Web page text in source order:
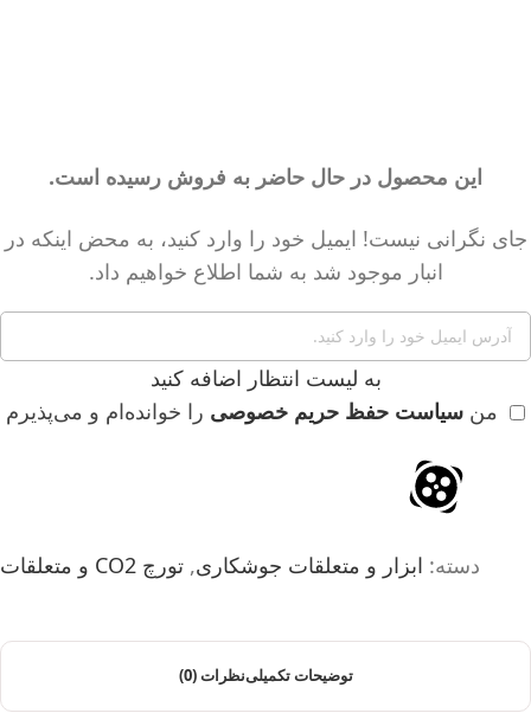
این محصول در حال حاضر به فروش رسیده است.
جای نگرانی نیست! ایمیل خود را وارد کنید، به محض اینکه در
انبار موجود شد به شما اطلاع خواهیم داد.
به لیست انتظار اضافه کنید
من سیاست حفظ حریم خصوصی را خوانده‌ام و می‌پذیرم
دسته: ابزار و متعلقات جوشکاری, تورچ CO2 و متعلقات
توضیحات تکمیلینظرات (0)